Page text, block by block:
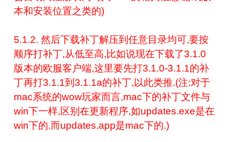
本和安装位置之类的)
5.1.2. 然后下载补丁解压到任意目录均可,要按
顺序打补丁,从低至高,比如说现在下载了3.1.0
版本的欧服客户端,这里要先打3.1.0-3.1.1的补
丁再打3.1.1到3.1.1a的补丁,以此类推.(注:对于
mac系统的wow玩家而言,mac下的补丁文件与
win下一样,区别在更新程序,如updates.exe是在
win下的.而updates.app是mac下的.)